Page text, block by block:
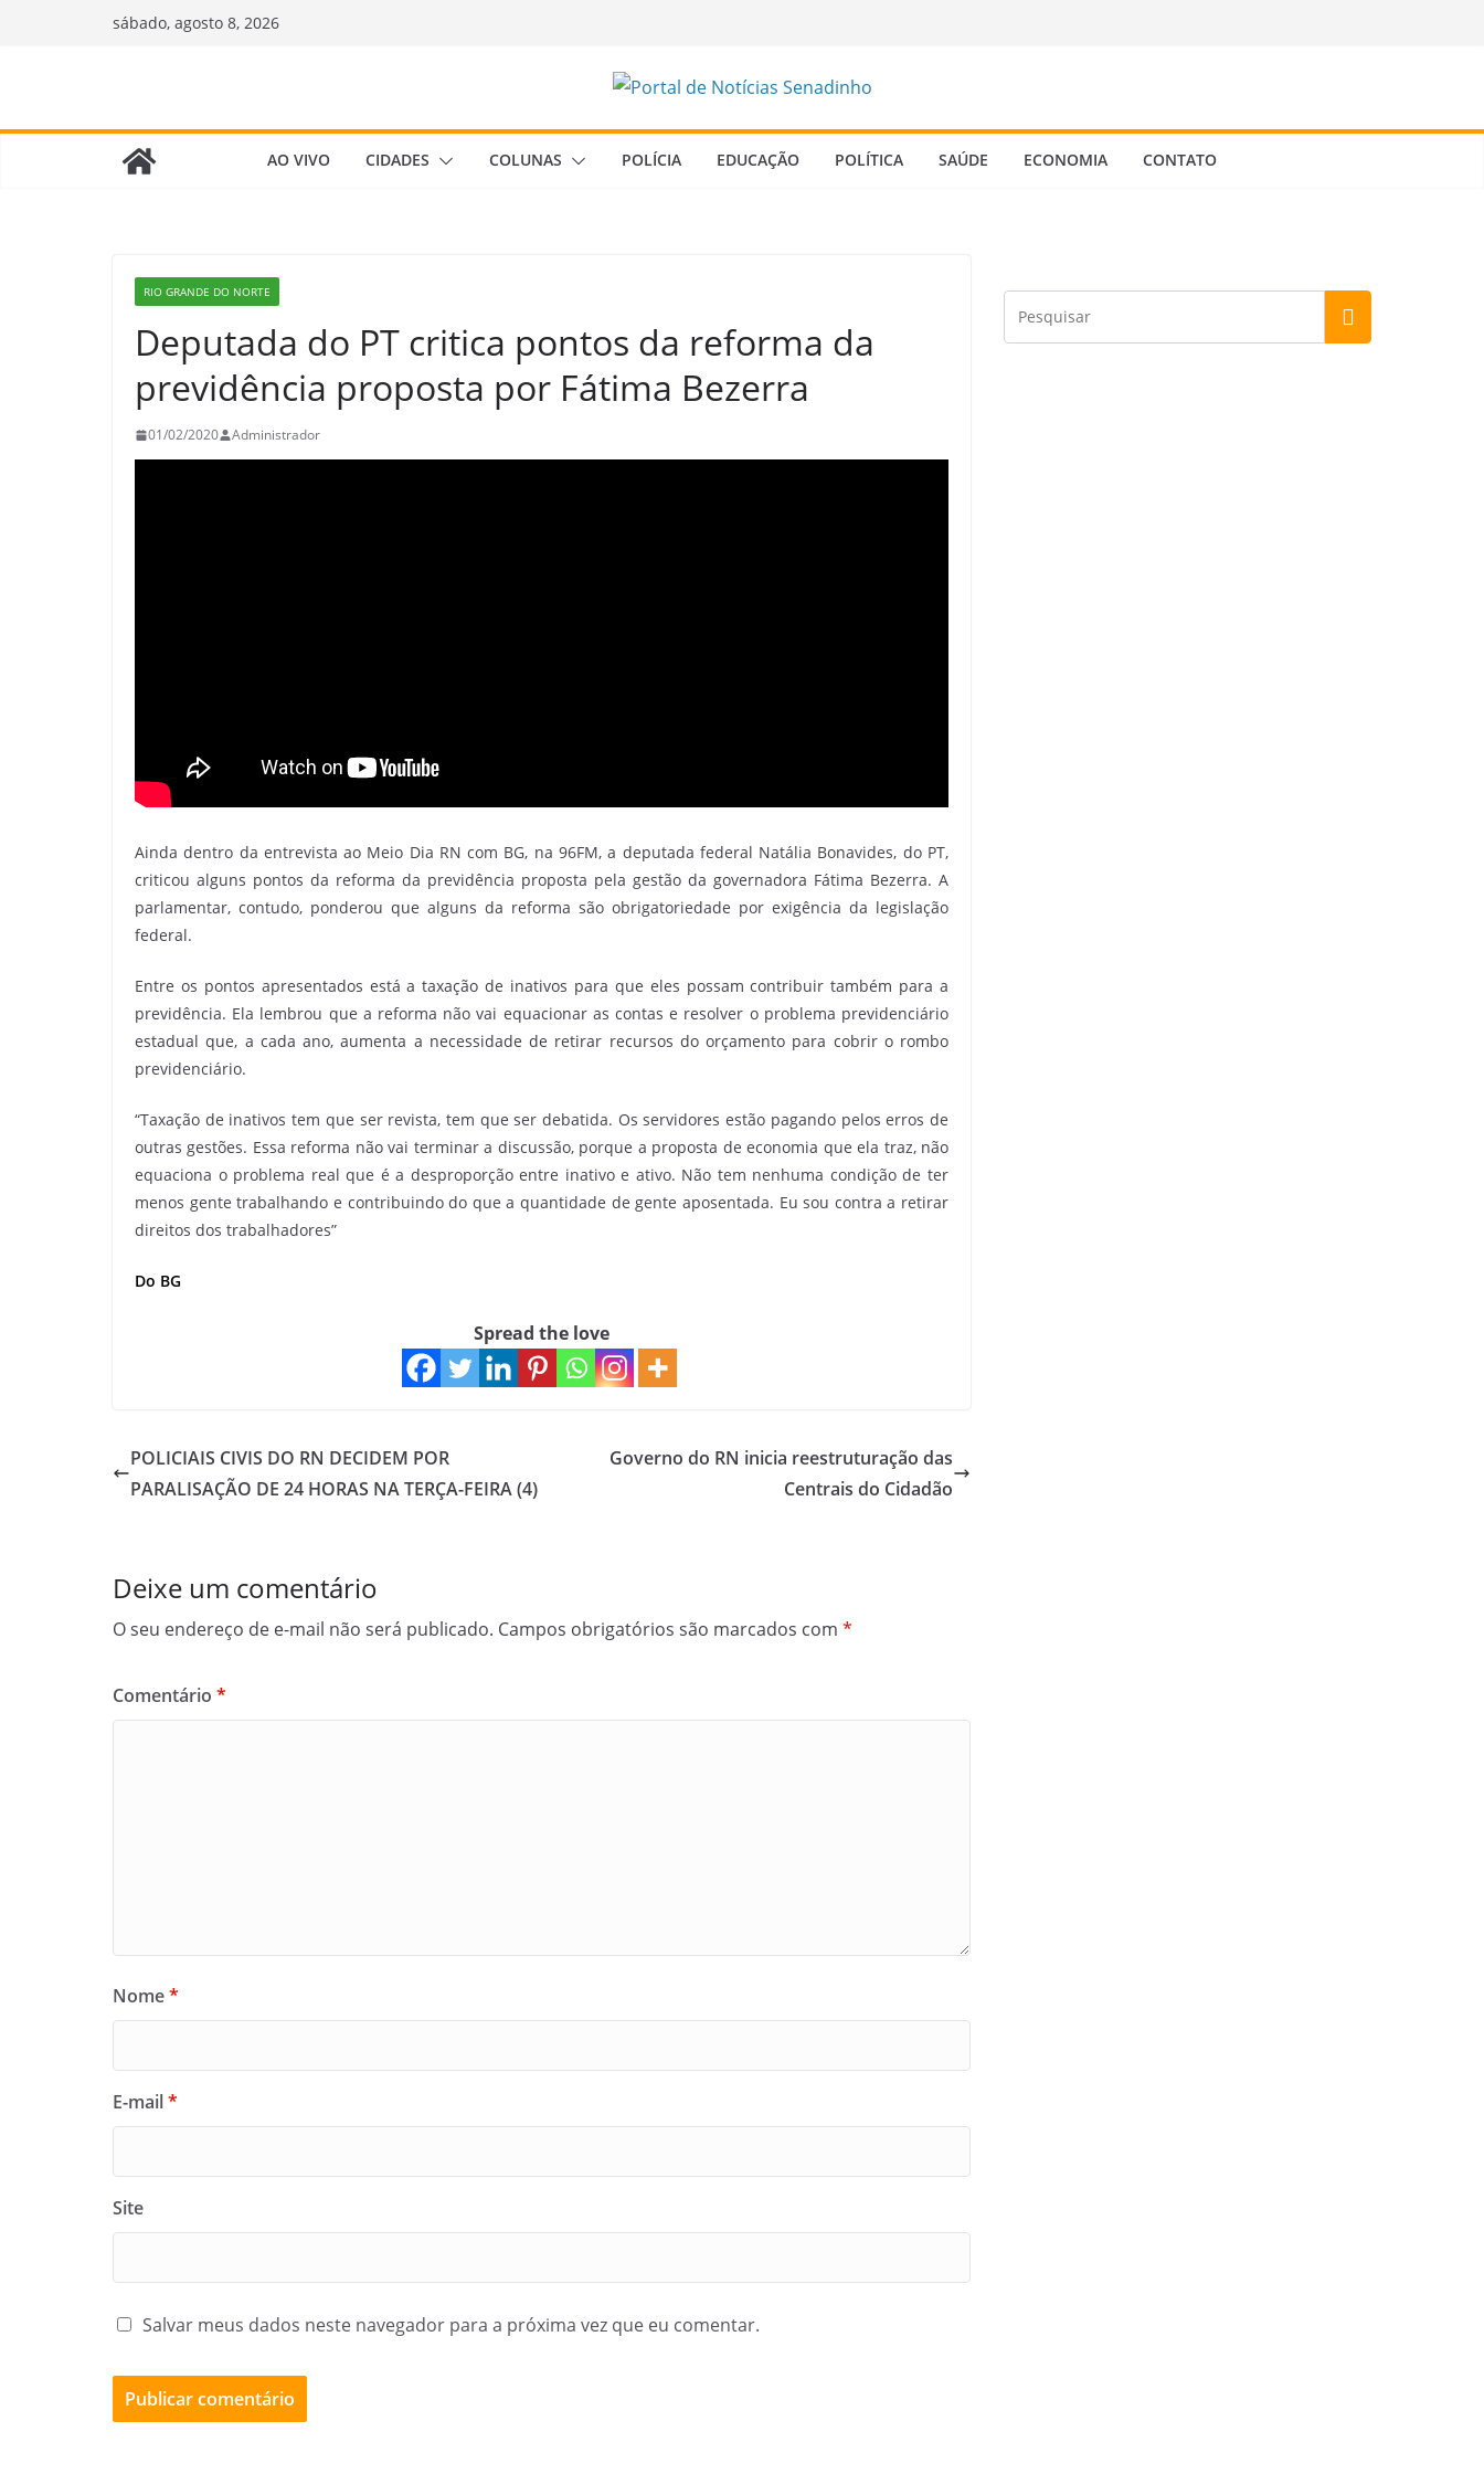
sábado, agosto 8, 2026
AO VIVO CIDADES COLUNAS POLÍCIA EDUCAÇÃO POLÍTICA SAÚDE ECONOMIA CONTATO
RIO GRANDE DO NORTE
Deputada do PT critica pontos da reforma da
previdência proposta por Fátima Bezerra
01/02/2020 Administrador
Ainda dentro da entrevista ao Meio Dia RN com BG, na 96FM, a deputada federal Natália Bonavides, do PT,
criticou alguns pontos da reforma da previdência proposta pela gestão da governadora Fátima Bezerra. A
parlamentar, contudo, ponderou que alguns da reforma são obrigatoriedade por exigência da legislação
federal.
Entre os pontos apresentados está a taxação de inativos para que eles possam contribuir também para a
previdência. Ela lembrou que a reforma não vai equacionar as contas e resolver o problema previdenciário
estadual que, a cada ano, aumenta a necessidade de retirar recursos do orçamento para cobrir o rombo
previdenciário.
“Taxação de inativos tem que ser revista, tem que ser debatida. Os servidores estão pagando pelos erros de
outras gestões. Essa reforma não vai terminar a discussão, porque a proposta de economia que ela traz, não
equaciona o problema real que é a desproporção entre inativo e ativo. Não tem nenhuma condição de ter
menos gente trabalhando e contribuindo do que a quantidade de gente aposentada. Eu sou contra a retirar
direitos dos trabalhadores”
Do BG
Spread the love
POLICIAIS CIVIS DO RN DECIDEM POR
PARALISAÇÃO DE 24 HORAS NA TERÇA-FEIRA (4)
Governo do RN inicia reestruturação das
Centrais do Cidadão
Deixe um comentário
O seu endereço de e-mail não será publicado. Campos obrigatórios são marcados com *
Comentário *
Nome*
E-mail*
Site
Salvar meus dados neste navegador para a próxima vez que eu comentar.